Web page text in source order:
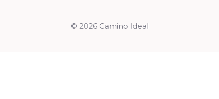
© 2026 Camino Ideal